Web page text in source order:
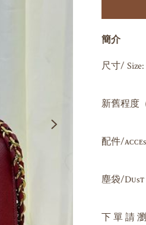
簡介
尺寸/ Size:
新舊程度
配件/
塵袋/Dᴜsᴛ
下 單 請